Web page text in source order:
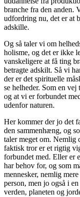
branche fra den anden.
udfordring nu, det er at
adskille.
Og så taler vi om
holisme, og det er ikke
vanskeligere at få ting
betragte adskilt. Så vi
der er det spirituelle
se helheder. Som en
og at vi er forbundet
udenfor naturen.
Her kommer der jo det
den sammenhæng, og
taler meget om. Nemlig
faktisk tror er et rigtig
forbundet med. Eller er
har behov for, og som
mennesker, nemlig
person, men jo også i
verden, planeten og